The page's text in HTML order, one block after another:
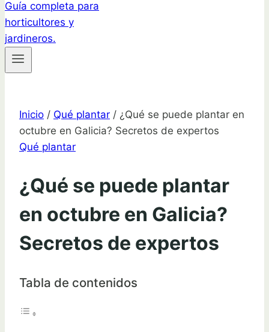
Inicio / Qué plantar / ¿Qué se puede plantar en
octubre en Galicia? Secretos de expertos
Qué plantar
¿Qué se puede plantar
en octubre en Galicia?
Secretos de expertos
Tabla de contenidos